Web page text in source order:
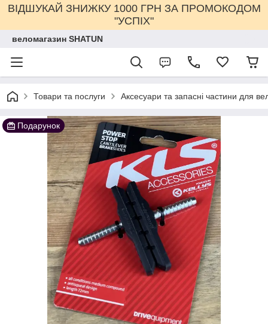
ВІДШУКАЙ ЗНИЖКУ 1000 ГРН ЗА ПРОМОКОДОМ
"УСПІХ"
веломагазин SHATUN
Товари та послуги Аксесуари та запасні частини для
Подарунок